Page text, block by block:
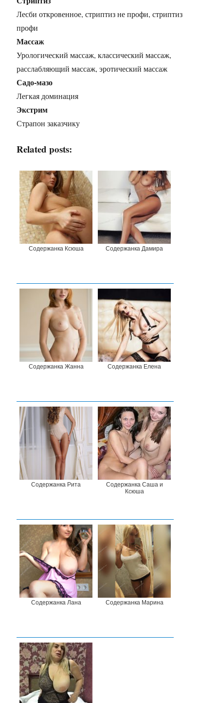
Лесби откровенное, стриптиз не профи, стриптиз
профи
Массаж
Урологический массаж, классический массаж,
расслабляющий массаж, эротический массаж
Садо-мазо
Легкая доминация
Экстрим
Страпон заказчику
Related posts:
Содержанка Ксюша Содержанка Дамира
Содержанка Жанна Содержанка Елена
Содержанка Рита
Содержанка Саша и
Ксюша
Содержанка Лана Содержанка Марина